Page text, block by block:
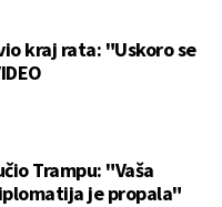
kraj rata: "Uskoro se
Trampu: "Vaša
je propala"